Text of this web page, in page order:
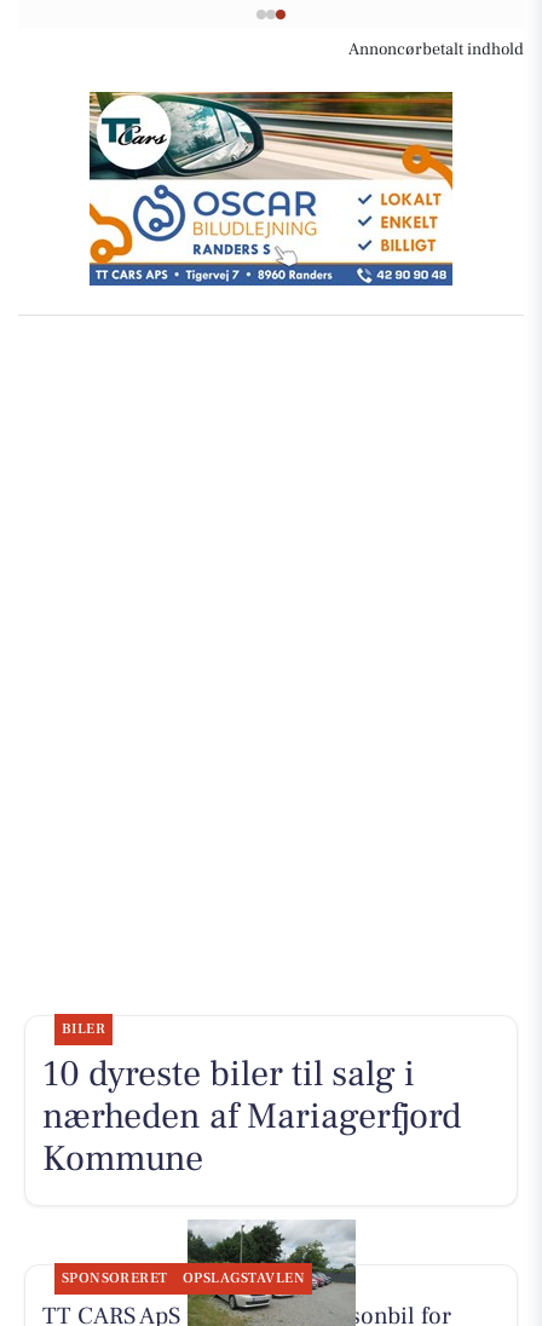
Annoncørbetalt indhold
BILER
10 dyreste biler til salg i
nærheden af Mariagerfjord
Kommune
SPONSORERET OPSLAGSTAVLEN
TT CARS ApS udlejer lille personbil for